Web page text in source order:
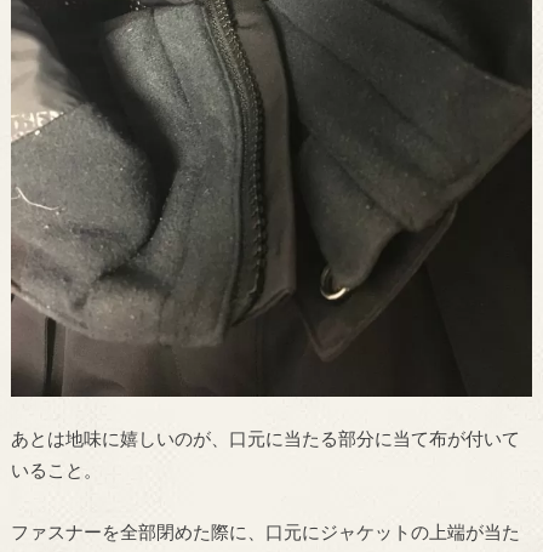
あとは地味に嬉しいのが、口元に当たる部分に当て布が付いて
いること。
ファスナーを全部閉めた際に、口元にジャケットの上端が当た